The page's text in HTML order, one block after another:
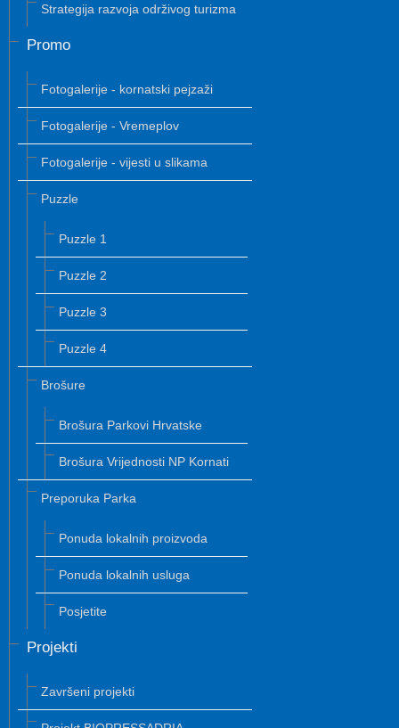
Strategija razvoja održivog turizma
Promo
Fotogalerije - kornatski pejzaži
Fotogalerije - Vremeplov
Fotogalerije - vijesti u slikama
Puzzle
Puzzle 1
Puzzle 2
Puzzle 3
Puzzle 4
Brošure
Brošura Parkovi Hrvatske
Brošura Vrijednosti NP Kornati
Preporuka Parka
Ponuda lokalnih proizvoda
Ponuda lokalnih usluga
Posjetite
Projekti
Završeni projekti